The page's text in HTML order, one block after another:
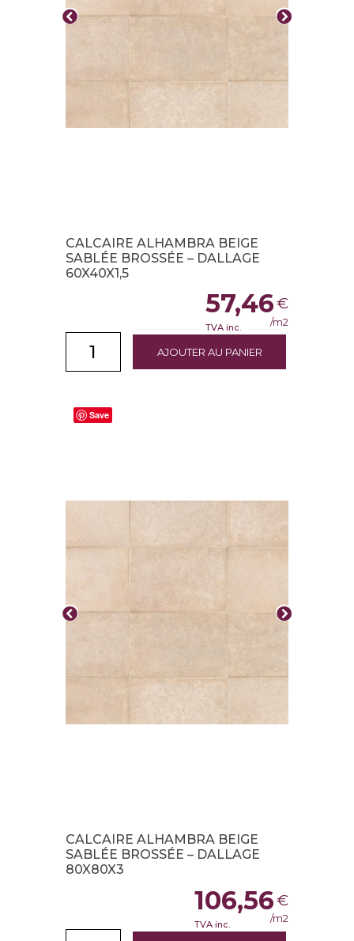
CALCAIRE ALHAMBRA BEIGE
SABLÉE BROSSÉE – DALLAGE
60X40X1,5
AJOUTER AU PANIER
57,46€
TVA inc. /m2
Save
CALCAIRE ALHAMBRA BEIGE
SABLÉE BROSSÉE – DALLAGE
80X80X3
106,56€
TVA inc. /m2